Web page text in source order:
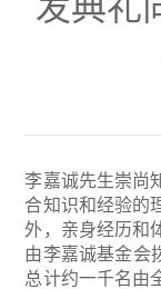
发典礼
李嘉诚先生崇尚
合知识和经验的
外，亲身经历和
由李嘉诚基金会
总计约一千名由